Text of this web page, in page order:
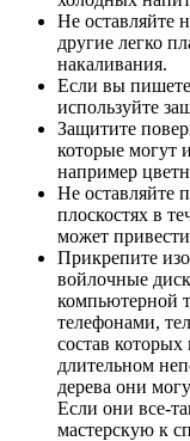
Не оставляйте
другие легко
накаливания.
Если вы
используйте
Защитите
которые могут
например
Не оставляйте
плоскостях в
может
Прикрепите
войлочные
компьютерной
телефонами,
состав
длительном
дерева они
Если они все-
мастерскую к